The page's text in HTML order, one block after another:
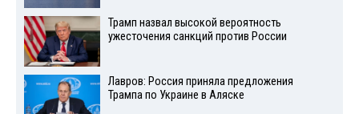
Трамп назвал высокой вероятность
ужесточения санкций против России
Лавров: Россия приняла предложения
Трампа по Украине в Аляске